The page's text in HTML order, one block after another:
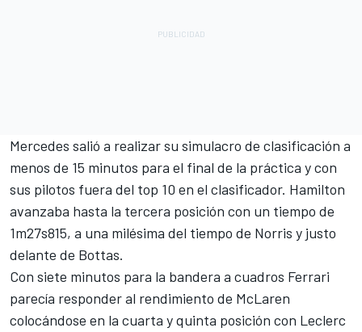
Mercedes salió a realizar su simulacro de clasificación a
menos de 15 minutos para el final de la práctica y con
sus pilotos fuera del top 10 en el clasificador. Hamilton
avanzaba hasta la tercera posición con un tiempo de
1m27s815, a una milésima del tiempo de Norris y justo
delante de Bottas.
Con siete minutos para la bandera a cuadros Ferrari
parecía responder al rendimiento de McLaren
colocándose en la cuarta y quinta posición con Leclerc